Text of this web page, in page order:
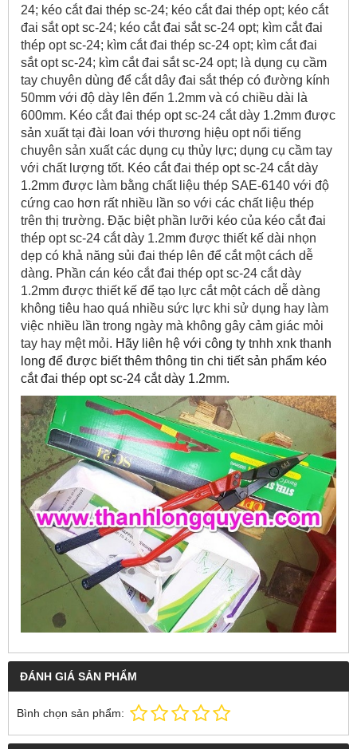
24; kéo cắt đai thép sc-24; kéo cắt đai thép opt; kéo cắt
đai sắt opt sc-24; kéo cắt đai sắt sc-24 opt; kìm cắt đai
thép opt sc-24; kìm cắt đai thép sc-24 opt; kìm cắt đai
sắt opt sc-24; kìm cắt đai sắt sc-24 opt; là dụng cụ cầm
tay chuyên dùng để cắt dây đai sắt thép có đường kính
50mm với độ dày lên đến 1.2mm và có chiều dài là
600mm. Kéo cắt đai thép opt sc-24 cắt dày 1.2mm được
sản xuất tại đài loan với thương hiệu opt nổi tiếng
chuyên sản xuất các dụng cụ thủy lực; dụng cụ cầm tay
với chất lượng tốt. Kéo cắt đai thép opt sc-24 cắt dày
1.2mm được làm bằng chất liệu thép SAE-6140 với độ
cứng cao hơn rất nhiều lần so với các chất liệu thép
trên thị trường. Đặc biệt phần lưỡi kéo của kéo cắt đai
thép opt sc-24 cắt dày 1.2mm được thiết kế dài nhọn
dẹp có khả năng sủi đai thép lên để cắt một cách dễ
dàng. Phần cán kéo cắt đai thép opt sc-24 cắt dày
1.2mm được thiết kế để tạo lực cắt một cách dễ dàng
không tiêu hao quá nhiều sức lực khi sử dụng hay làm
việc nhiều lần trong ngày mà không gây cảm giác mỏi
tay hay mệt mỏi. Hãy liên hệ với công ty tnhh xnk thanh
long để được biết thêm thông tin chi tiết sản phẩm kéo
cắt đai thép opt sc-24 cắt dày 1.2mm.
ĐÁNH GIÁ SẢN PHẨM
Bình chọn sản phẩm: